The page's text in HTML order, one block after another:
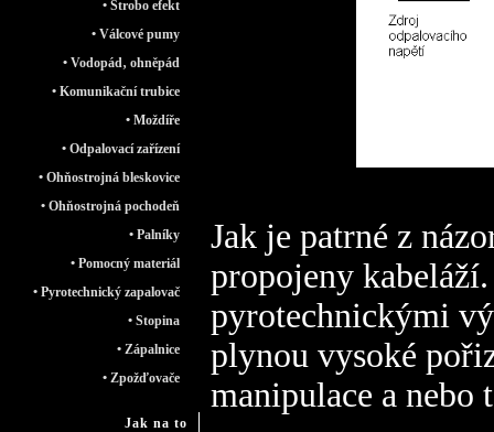
• Strobo efekt
• Válcové pumy
• Vodopád‚ ohněpád
• Komunikační trubice
• Moždíře
• Odpalovací zařízení
• Ohňostrojná bleskovice
• Ohňostrojná pochodeň
• Palníky
• Pomocný materiál
• Pyrotechnický zapalovač
• Stopina
• Zápalnice
• Zpožďovače
Jak na to
Jak je patrné z
propojeny
pyrotechnickými
plynou vysoké
manipulace a nebo